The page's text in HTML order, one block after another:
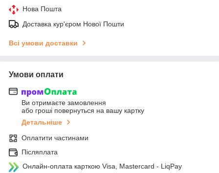
Нова Пошта
Доставка кур'єром Нової Пошти
Всі умови доставки
Умови оплати
Ви отримаєте замовлення
або гроші повернуться на вашу картку
Детальніше
Оплатити частинами
Післяплата
Онлайн-оплата карткою Visa, Mastercard - LiqPay